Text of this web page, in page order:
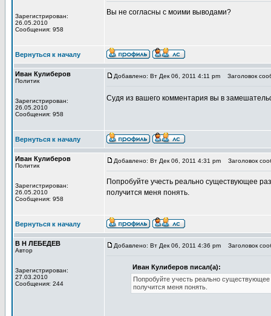
Зарегистрирован:
26.05.2010
Сообщения: 958
Вы не согласны с моими выводами?
Вернуться к началу
Иван Кулиберов
Политик
Зарегистрирован:
26.05.2010
Сообщения: 958
Добавлено: Вт Дек 06, 2011 4:11 pm Заголовок
Судя из вашего комментария вы в
Вернуться к началу
Иван Кулиберов
Политик
Зарегистрирован:
26.05.2010
Сообщения: 958
Добавлено: Вт Дек 06, 2011 4:31 pm Заголовок
Попробуйте учесть реально существующее
получится меня понять.
Вернуться к началу
В Н ЛЕБЕДЕВ
Автор
Зарегистрирован:
27.03.2010
Сообщения: 244
Добавлено: Вт Дек 06, 2011 4:36 pm Заголовок
Иван Кулиберов писал(а):
Попробуйте учесть реально существующее
получится меня понять.